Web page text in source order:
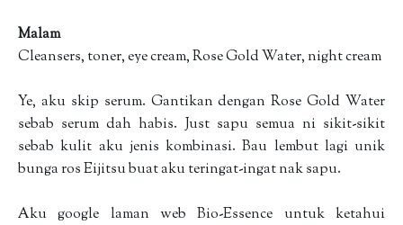
Malam
Cleansers, toner, eye cream, Rose Gold Water, night cream
Ye, aku skip serum. Gantikan dengan Rose Gold Water
sebab serum dah habis. Just sapu semua ni sikit-sikit
sebab kulit aku jenis kombinasi. Bau lembut lagi unik
bunga ros Eijitsu buat aku teringat-ingat nak sapu.
Aku google laman web Bio-Essence untuk ketahui